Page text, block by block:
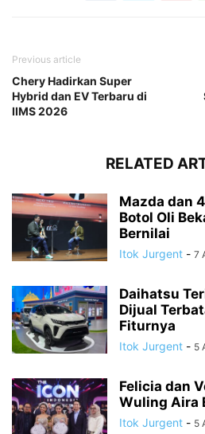
Previous article
Chery Hadirkan Super
Hybrid dan EV Terbaru di
IIMS 2026
RELATED
Mazda dan
Botol Oli
Bernilai
Itok Jurgent - 7
Daihatsu
Dijual
Fiturnya
Itok Jurgent - 5
Felicia dan
Wuling Aira
Itok Jurgent - 5